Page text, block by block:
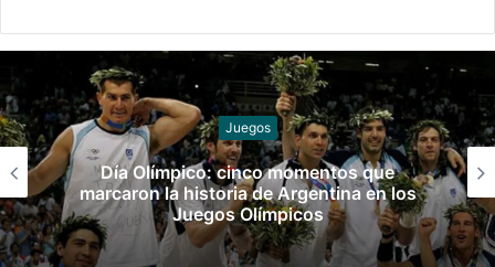
Hockey sobre césped y pista
Los Leones y Las Leonas ya tienen rivales
para la fase de grupos del Mundial